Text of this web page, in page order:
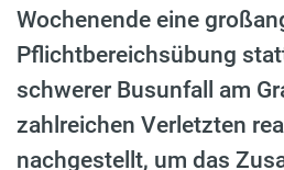
Wochenende eine
Pflichtbereichsübung
schwerer Busunfall am
zahlreichen Verletzten
nachgestellt, um das